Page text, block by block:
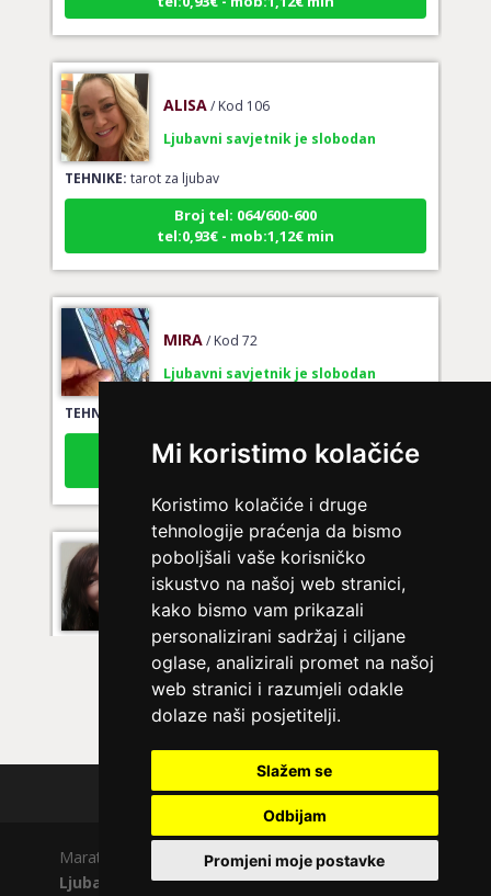
Mi koristimo kolačiće
Koristimo kolačiće i druge
tehnologije praćenja da bismo
poboljšali vaše korisničko
iskustvo na našoj web stranici,
kako bismo vam prikazali
personalizirani sadržaj i ciljane
oglase, analizirali promet na našoj
web stranici i razumjeli odakle
dolaze naši posjetitelji.
Slažem se
Odbijam
Promjeni moje postavke
TEHNIKE:tarot za ljubav
Broj tel: 064/600-600
tel:0,93€ - mob:1,12€ min
TEHNIKE:
tel:0,93€ - mob:1,12€ min
VIKTORIJA/ Kod 369
Ljubavni savjetnik je slobodan
TEHNIKE: astrologija
Broj tel: 064/600-600
tel:0,93€ - mob:1,12€ min
SANJA/ Kod 07
Ljubavni savjetnik je zauzet
TEHNIKE:
Polica privatnosti
Maratela mreže d.o.o., 072700700, +18 Copyright Ⓒ
Ljubavno.com| Usluge smiju koristiti osobe starije